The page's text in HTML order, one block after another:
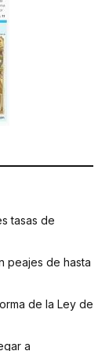
tasas de
peajes de hasta
de la Ley de
a